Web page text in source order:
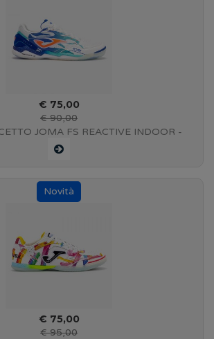
€ 75,00
€ 90,00
JOMA FS REACTIVE INDOOR -
2576 WHITE ROYAL
€ 75,00
€ 95,00